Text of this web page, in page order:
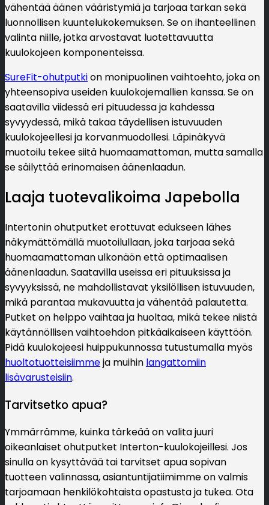
vähentää äänen vääristymiä ja tarjoaa tarkan sekä
luonnollisen kuuntelukokemuksen. Se on ihanteellinen
valinta niille, jotka arvostavat luotettavuutta
kuulokojeen komponenteissa.
SureFit-ohutputkion monipuolinen vaihtoehto, joka on
yhteensopiva useiden kuulokojemallien kanssa. Se on
saatavilla viidessä eri pituudessa ja kahdessa
syvyydessä, mikä takaa täydellisen istuvuuden
kuulokojeellesi ja korvanmuodollesi. Läpinäkyvä
muotoilu tekee siitä huomaamattoman, mutta samalla
se säilyttää erinomaisen äänenlaadun.
Laaja tuotevalikoima Japebolla
Intertonin ohutputket erottuvat edukseen lähes
näkymättömällä muotoilullaan, joka tarjoaa sekä
huomaamattoman ulkonäön että optimaalisen
äänenlaadun. Saatavilla useissa eri pituuksissa ja
syvyyksissä, ne mahdollistavat yksilöllisen istuvuuden,
mikä parantaa mukavuutta ja vähentää palautetta.
Putket on helppo vaihtaa ja huoltaa, mikä tekee niistä
käytännöllisen vaihtoehdon pitkäaikaiseen käyttöön.
Pidä kuulokojeesi huippukunnossa tutustumalla myös
huoltotuotteisiimmeja muihin langattomiin
lisävarusteisiin.
Tarvitsetko apua?
Ymmärrämme, kuinka tärkeää on valita juuri
oikeanlaiset ohutputket Interton-kuulokojeillesi. Jos
sinulla on kysyttävää tai tarvitset apua sopivan
tuotteen valinnassa, asiantuntijatiimimme on valmis
tarjoamaan henkilökohtaista opastusta ja tukea. Ota